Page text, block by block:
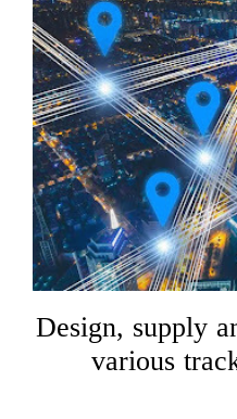
Design, supply
various